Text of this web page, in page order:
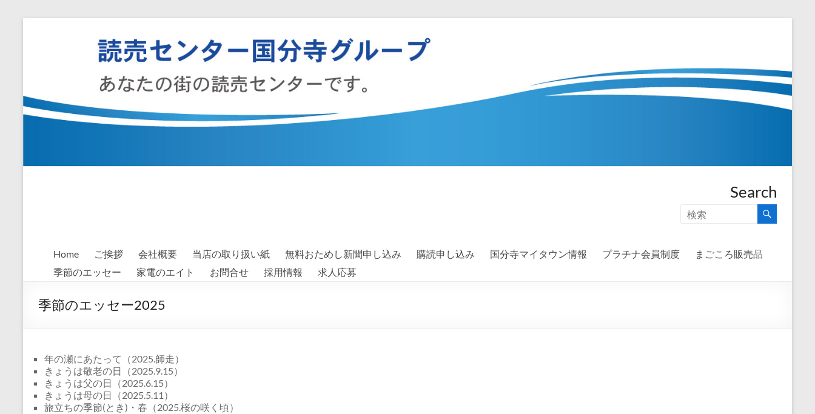
ス
キ
ッ
ン
タ
ー
分
寺
グ
Search
Home ご挨拶 会社概要 当店の取り扱い紙 無料おためし新聞申し込み 購読申し込み 国分寺マイタウン情報 プラチナ会員制度
まごころ販売品
季節のエッセー
家電のエイト お問合せ 採用情報 求人応募
季節のエッセー2025
年の瀬にあたって（2025.師走）
きょうは敬老の日（2025.9.15）
きょうは父の日（2025.6.15）
きょうは母の日（2025.5.11）
旅立ちの季節(とき)・春（2025.桜の咲く頃）